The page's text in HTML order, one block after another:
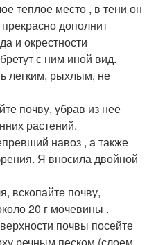
теплое место , в тени он
дополнит
и окрестности
с ним иной вид.
легким, рыхлым, не
почву, убрав из нее
растений.
навоз , а также
Я вносила двойной
вскопайте почву,
20 г мочевины .
почвы посейте